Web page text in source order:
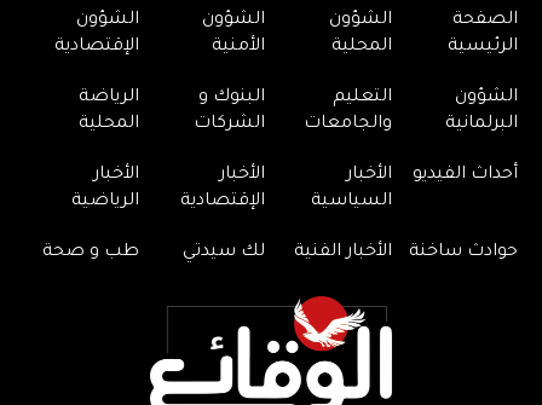
الصفحة
الرئيسية
الشؤون
المحلية
الشؤون
الأمنية
الشؤون
الإقتصادية
الشؤون
البرلمانية
التعليم
والجامعات
البنوك و
الشركات
الرياضة
المحلية
أحداث الفيديو
الأخبار
السياسية
الأخبار
الإقتصادية
الأخبار
الرياضية
حوادث ساخنة الأخبار الفنية لك سيدتي طب و صحة